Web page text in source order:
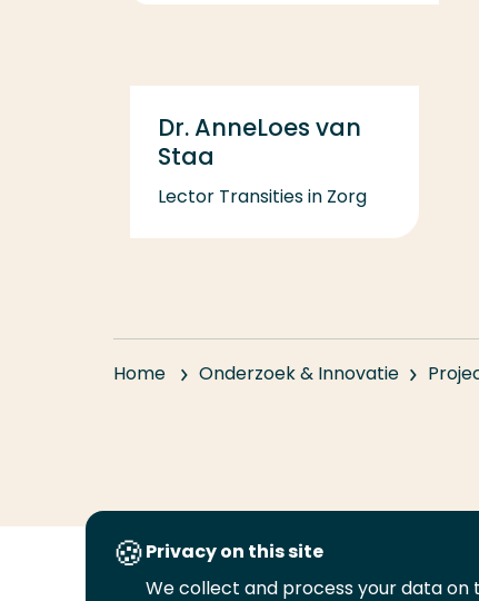
Dr. AnneLoes van
Staa
Lector Transities in Zorg
Home Onderzoek & Innovatie
Privacy on this site
We collect and process your data on